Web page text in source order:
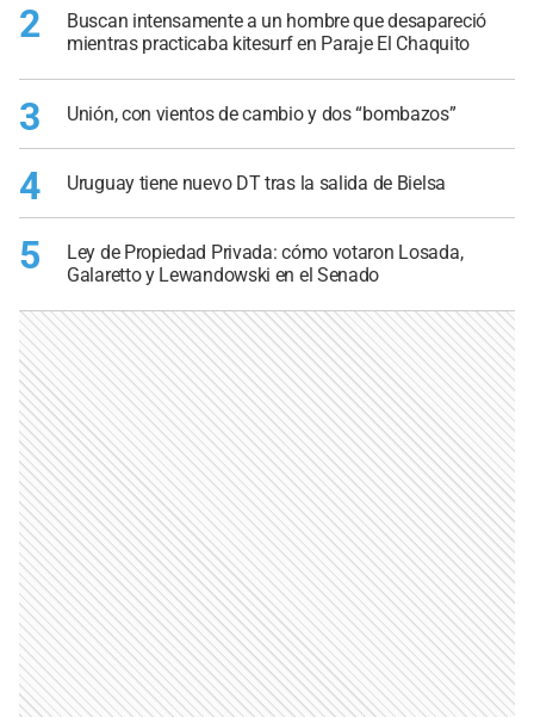
2
Buscan intensamente a un hombre que desapareció
mientras practicaba kitesurf en Paraje El Chaquito
3 Unión, con vientos de cambio y dos “bombazos”
4 Uruguay tiene nuevo DT tras la salida de Bielsa
5
Ley de Propiedad Privada: cómo votaron Losada,
Galaretto y Lewandowski en el Senado